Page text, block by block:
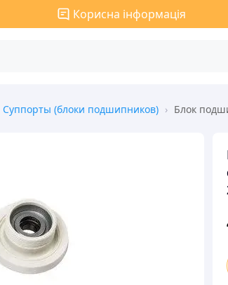
Корисна інформація
Суппорты (блоки подшипников) › Блок